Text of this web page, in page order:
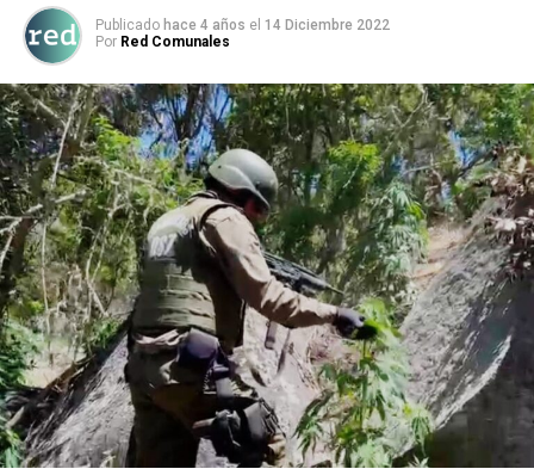
Publicado hace 4 años el 14 Diciembre 2022
Por Red Comunales